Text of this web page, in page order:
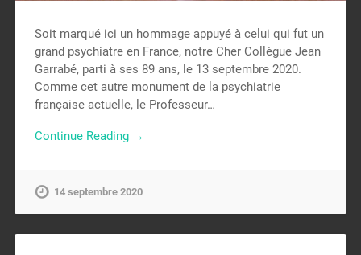
Soit marqué ici un hommage appuyé à celui qui fut un
grand psychiatre en France, notre Cher Collègue Jean
Garrabé, parti à ses 89 ans, le 13 septembre 2020.
Comme cet autre monument de la psychiatrie
française actuelle, le Professeur…
Continue Reading →
14 septembre 2020